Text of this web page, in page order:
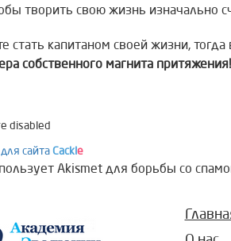
творить свою жизнь изначально
стать капитаном своей жизни,
собственного магнита притяжения!
disabled
сайта Cackl e
Akismet для борьбы со